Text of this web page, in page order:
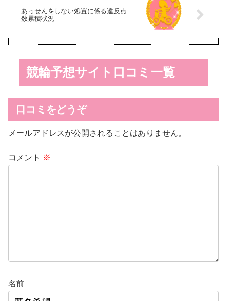
あっせんをしない処置に係る違反点
数累積状況
競輪予想サイト口コミ一覧
口コミをどうぞ
メールアドレスが公開されることはありません。
コメント ※
名前